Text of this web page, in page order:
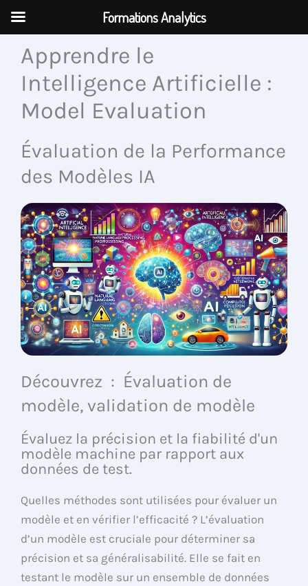
Aller
contenuApprendre le
Intelligence Artificielle :
Model Evaluation
Évaluation de la Performance
des Modèles IA
Découvrez : Évaluation de
modèle, validation de modèle
Évaluez la précision et la fiabilité d'un
modèle machine par rapport aux
données de test.
Quelles méthodes sont utilisées pour évaluer un
modèle et en vérifier l’efficacité ? L’évaluation
d’un modèle est cruciale pour déterminer sa
précision et sa généralisabilité. Elle se fait en
testant le modèle sur un ensemble de données
Formations Analytics